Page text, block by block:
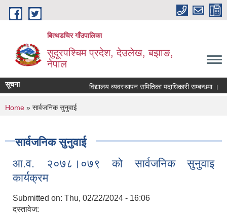
Skip to main content
बित्थडचिर गाँउपालिका
सुदूरपश्चिम प्रदेश, देउलेख, बझाङ,
नेपाल
सूचना विद्यालय व्यवस्थापन समितिका पदाधिकारी सम्बन्धमा ।
You are here
Home » सार्वजनिक सुनुवाई
सार्वजनिक सुनुवाई
आ.व. २०७८।०७९ को सार्वजनिक सुनुवाइ
कार्यक्रम
Submitted on: Thu, 02/22/2024 - 16:06
दस्तावेज: